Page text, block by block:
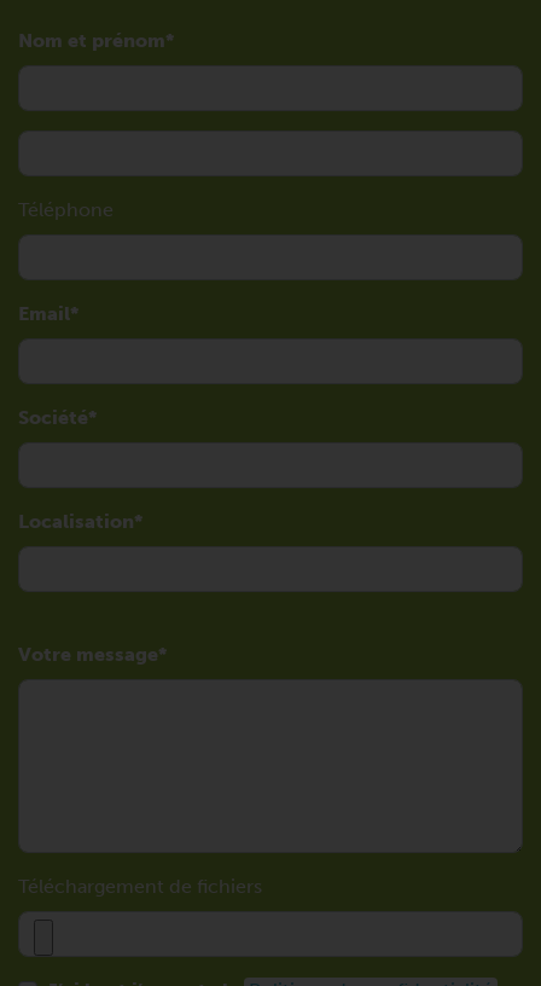
Nom et prénom
Téléphone
Email
Société
Localisation
Votre message
Téléchargement de fichiers